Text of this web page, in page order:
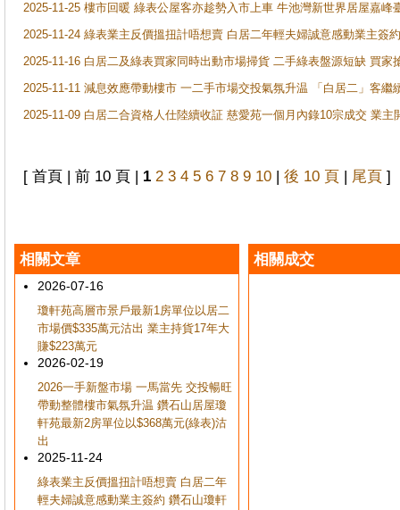
2025-11-25 樓市回暖 綠表公屋客亦趁勢入市上車 牛池灣新世界居屋嘉峰
2025-11-24 綠表業主反價搵扭計唔想賣 白居二年輕夫婦誠意感動業主簽
2025-11-16 白居二及綠表買家同時出動市場掃貨 二手綠表盤源短缺 買
2025-11-11 減息效應帶動樓市 一二手市場交投氣氛升温 「白居二」客
2025-11-09 白居二合資格人仕陸續收証 慈愛苑一個月內錄10宗成交 業
[ 首頁 | 前 10 頁 | 1 2 3 4 5 6 7 8 9 10 | 後 10 頁 | 尾頁 ]
相關文章
2026-07-16
瓊軒苑高層市景戶最新1房單位以居二
市場價$335萬元沽出 業主持貨17年大
賺$223萬元
2026-02-19
2026一手新盤市場 一馬當先 交投暢旺
帶動整體樓市氣氛升温 鑽石山居屋瓊
軒苑最新2房單位以$368萬元(綠表)沽
出
2025-11-24
綠表業主反價搵扭計唔想賣 白居二年
輕夫婦誠意感動業主簽約 鑽石山瓊軒
相關成交